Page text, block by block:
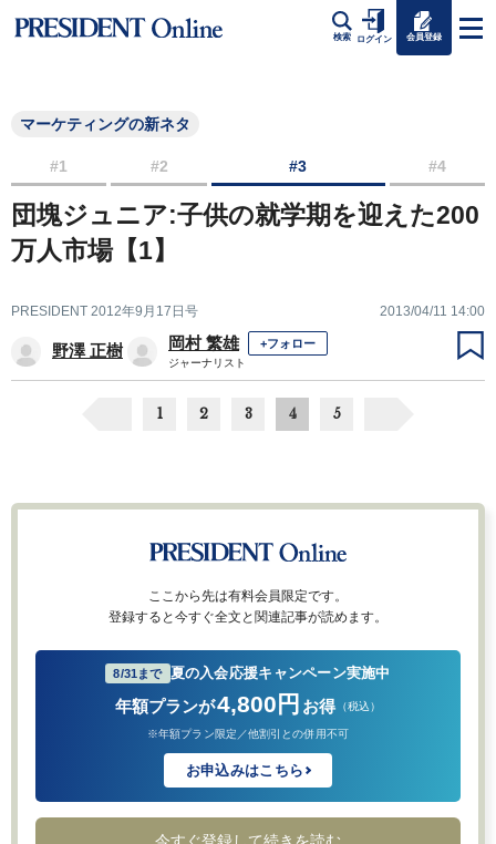
検索 ログイン 会員登録
マーケティングの新ネタ
#1 #2 #3 #4
団塊ジュニア:子供の就学期を迎えた200
万人市場【1】
PRESIDENT 2012年9月17日号 2013/04/11 14:00
野澤 正樹 岡村 繁雄 +フォロー
ジャーナリスト
1 2 3 4 5
ここから先は有料会員限定です。
登録すると今すぐ全文と関連記事が読めます。
8/31まで 夏の入会応援キャンペーン実施中
年額プランが4,800円 お得 （税込）
※年額プラン限定／他割引との併用不可
お申込みはこちら